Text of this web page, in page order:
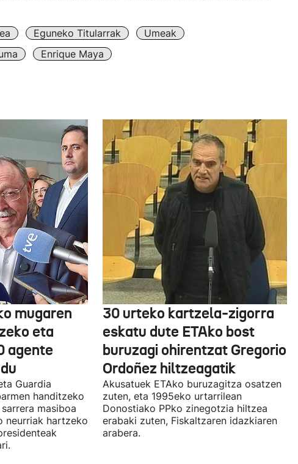
Eguneko Titularrak
Umeak
Enrique Maya
mugaren
eta
agente
Guardia
handitzeko
masiboa
neurriak hartzeko
30 urteko kartzela-zigorra
eskatu dute ETAko bost
buruzagi ohirentzat Gregorio
Ordoñez hiltzeagatik
Akusatuek ETAko buruzagitza osatzen
zuten, eta 1995eko urtarrilean
Donostiako PPko zinegotzia hiltzea
erabaki zuten, Fiskaltzaren idazkiaren
arabera.